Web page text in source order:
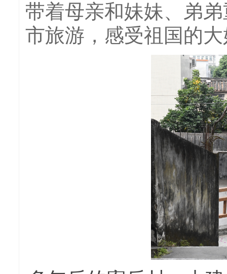
带着母亲和妹妹、弟
市旅游，感受祖国的